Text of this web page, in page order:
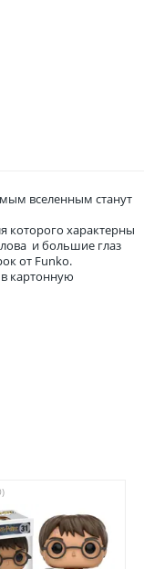
вселенным станут
которого характерны
и большие глаз
от Funko.
картонную